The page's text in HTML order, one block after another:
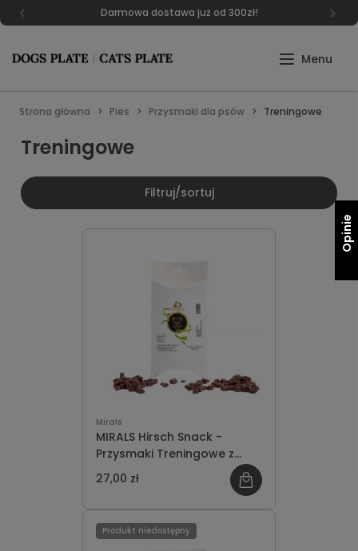
Darmowa dostawa już od 300zł!
Strona główna Pies Przysmaki dla psów Treningowe
Treningowe
Filtruj/sortuj
Mirals
MIRALS Hirsch Snack -
Przysmaki Treningowe z
Mięsa Jelenia 100g
27,00 zł
Produkt niedostępny
Opinie